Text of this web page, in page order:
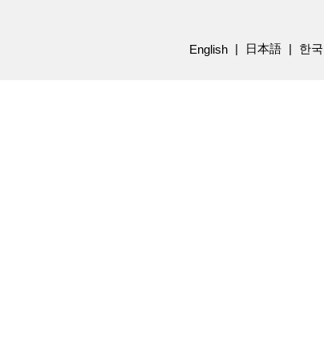
English 日本語 한